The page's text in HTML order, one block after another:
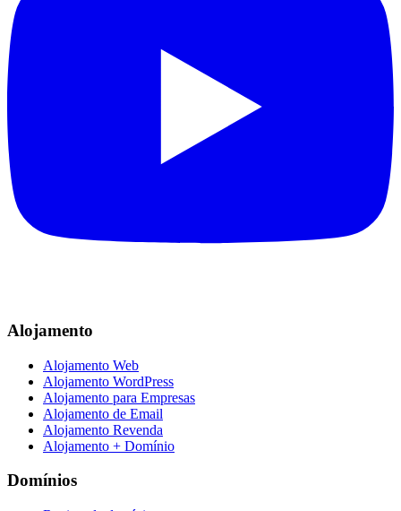
Alojamento
Alojamento Web
Alojamento WordPress
Alojamento para Empresas
Alojamento de Email
Alojamento Revenda
Alojamento + Domínio
Domínios